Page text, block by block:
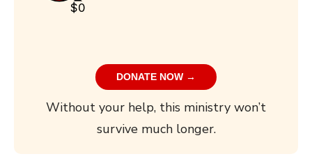
$0
DONATE NOW →
Without your help, this ministry won’t
survive much longer.